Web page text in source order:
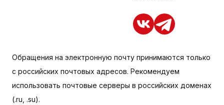
Обращения на электронную почту принимаются только
с российских почтовых адресов. Рекомендуем
использовать почтовые серверы в российских доменах
(.ru, .su).